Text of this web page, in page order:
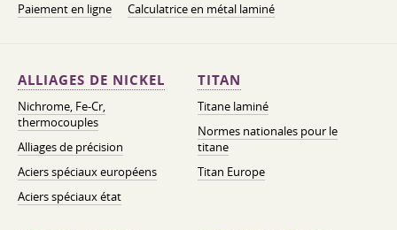
Paiement en ligne
Calculatrice en métal laminé
ALLIAGES DE NICKEL
Nichrome, Fe-Cr,
thermocouples
Alliages de précision
Aciers spéciaux européens
Aciers spéciaux état
TITAN
Titane laminé
Normes nationales pour le
titane
Titan Europe